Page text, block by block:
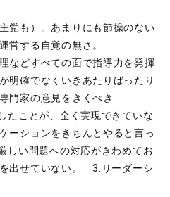
党も）。あまりにも節操のない
営する自覚の無さ。
などすべての面で指導力を発揮
明確でなくいきあたりばったり
門家の意見をきくべき
たことが、全く実現できていな
ーションをきちんとやると言っ
い問題への対応がきわめてお
出せていない。 3.リーダーシ